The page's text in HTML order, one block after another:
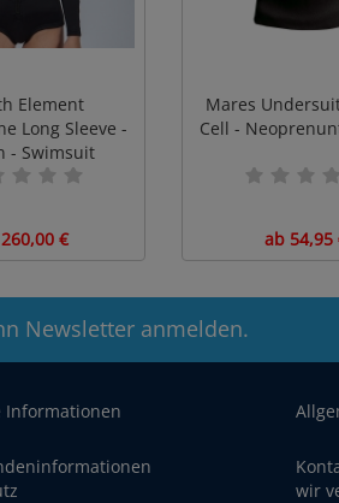
Element
Long Sleeve -
- Swimsuit
€
Mares
Cell -
ab 54,95
Newsletter anmelden.
Informationen
wir